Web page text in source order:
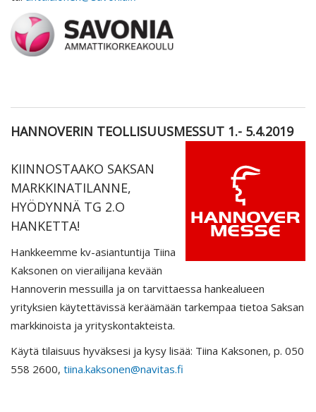
HANNOVERIN TEOLLISUUSMESSUT 1.- 5.4.2019
KIINNOSTAAKO SAKSAN
MARKKINATILANNE,
HYÖDYNNÄ TG 2.O
HANKETTA!
Hankkeemme kv-asiantuntija Tiina
Kaksonen on vierailijana kevään
Hannoverin messuilla ja on tarvittaessa hankealueen
yrityksien käytettävissä keräämään tarkempaa tietoa Saksan
markkinoista ja yrityskontakteista.
Käytä tilaisuus hyväksesi ja kysy lisää: Tiina Kaksonen, p. 050
558 2600, tiina.kaksonen@navitas.fi